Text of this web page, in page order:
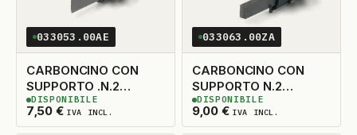
033053.00AE
CARBONCINO CON
SUPPORTO .N.2
5X14X33 TAGLIO DX
ADATTABILE
7,50 € IVA INCL.
13 DISPONIBILI
DISPONIBILE
033063.00ZA
CARBONCINO CON
SUPPORTO N.2
5X13,5X38 SX
9,00 € IVA INCL.
3DISPONIBILI
DISPONIBILE